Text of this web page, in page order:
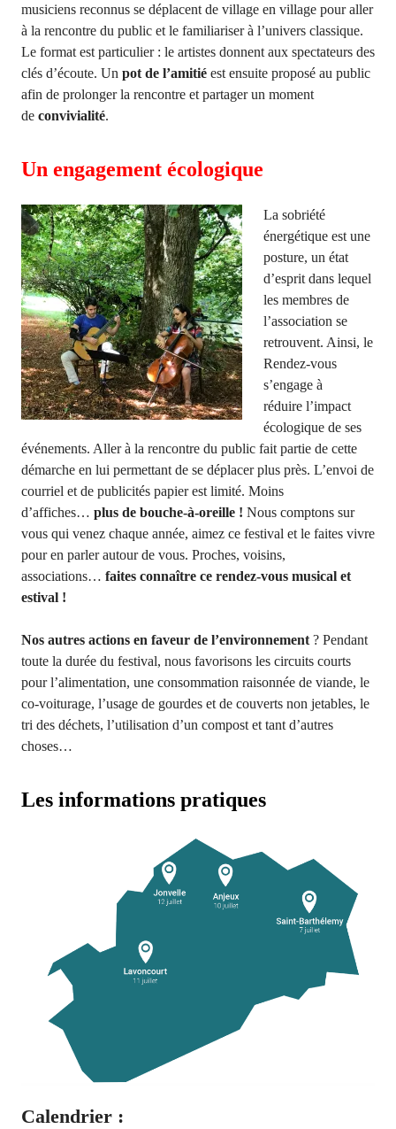
musiciens reconnus se déplacent de village en village pour aller
à la rencontre du public et le familiariser à l’univers classique.
Le format est particulier : le artistes donnent aux spectateurs des
clés d’écoute. Un pot de l’amitié est ensuite proposé au public
afin de prolonger la rencontre et partager un moment
de convivialité.
Un engagement écologique
La sobriété
énergétique est une
posture, un état
d’esprit dans lequel
les membres de
l’association se
retrouvent. Ainsi, le
Rendez-vous
s’engage à
réduire l’impact
écologique de ses
événements. Aller à la rencontre du public fait partie de cette
démarche en lui permettant de se déplacer plus près. L’envoi de
courriel et de publicités papier est limité. Moins
d’affiches… plus de bouche-à-oreille ! Nous comptons sur
vous qui venez chaque année, aimez ce festival et le faites vivre
pour en parler autour de vous. Proches, voisins,
associations… faites connaître ce rendez-vous musical et
estival !
Nos autres actions en faveur de l’environnement ? Pendant
toute la durée du festival, nous favorisons les circuits courts
pour l’alimentation, une consommation raisonnée de viande, le
co-voiturage, l’usage de gourdes et de couverts non jetables, le
tri des déchets, l’utilisation d’un compost et tant d’autres
choses…
Les informations pratiques
Calendrier :